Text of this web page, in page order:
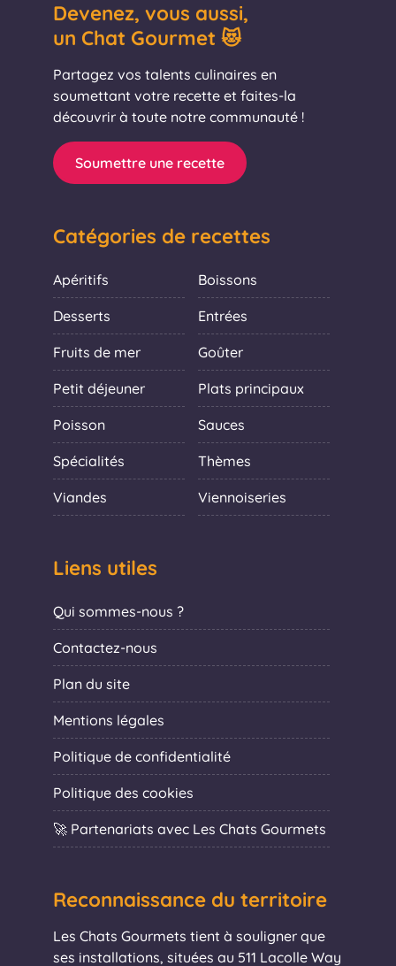
Devenez, vous aussi,
un Chat Gourmet 😻
Partagez vos talents culinaires en
soumettant votre recette et faites-la
découvrir à toute notre communauté !
Soumettre une recette
Catégories de recettes
Apéritifs Boissons
Desserts Entrées
Fruits de mer Goûter
Petit déjeuner Plats principaux
Poisson Sauces
Spécialités Thèmes
Viandes Viennoiseries
Liens utiles
Qui sommes-nous ?
Contactez-nous
Plan du site
Mentions légales
Politique de confidentialité
Politique des cookies
🚀 Partenariats avec Les Chats Gourmets
Reconnaissance du territoire
Les Chats Gourmets tient à souligner que
ses installations, situées au 511 Lacolle Way